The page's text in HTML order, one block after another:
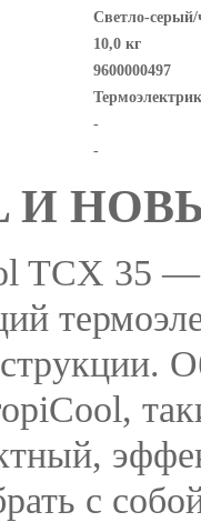
Светло-
10,0 кг
9600000497
-
-
И
TCX 35
с